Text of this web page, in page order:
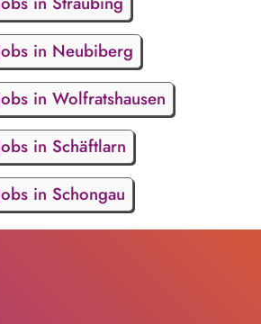
in Neubiberg
in Wolfratshausen
in Schäftlarn
in Schongau